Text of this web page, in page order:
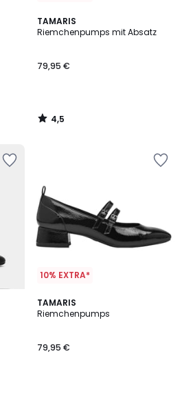
TAMARIS
Riemchenpumps mit Absatz
79,95 €
4,5
/ 5
4,5
/
10% EXTRA*
TAMARIS
Riemchenpumps
79,95 €
4,7
/ 5
2
Farben